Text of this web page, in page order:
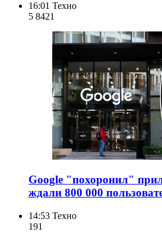
16:01 Техно
5 8421
Google "похоронил"
ждали 800 000
14:53 Техно
191